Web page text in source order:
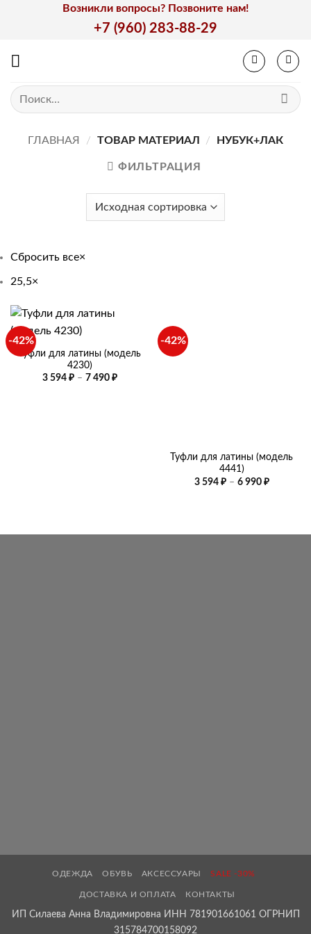
Возникли вопросы? Позвоните нам!
+7 (960) 283-88-29
Искать:
ГЛАВНАЯ / ТОВАР МАТЕРИАЛ / НУБУК+ЛАК
ФИЛЬТРАЦИЯ
Сбросить все×
25,5×
-42%
Туфли для латины (модель
4230)
3 594 ₽ – 7 490 ₽Диапазон
-42%
Туфли для латины (модель
4441)
3 594 ₽ – 6 990 ₽
990 ₽
ОДЕЖДА ОБУВЬ АКСЕССУАРЫ SALE -30%
ДОСТАВКА И ОПЛАТА КОНТАКТЫ
ИП Силаева Анна Владимировна ИНН 781901661061 ОГРНИП
315784700158092